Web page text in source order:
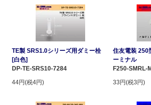
TE製 SRS1.0シリーズ用ダミー栓
[白色]
DP-TE-SRS10-7284
44円(税4円)
住友電装 250
ーミナル
F250-SMRL-
33円(税3円)